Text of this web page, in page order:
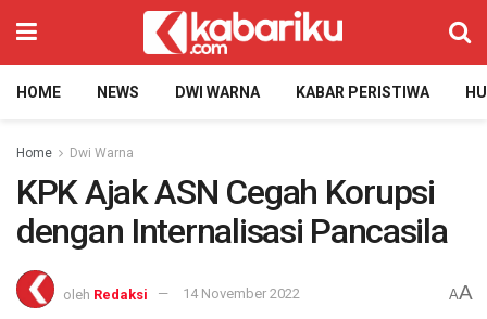
HOME NEWS DWI WARNA KABAR PERISTIWA
Home Dwi Warna
KPK Ajak ASN Cegah Korupsi
dengan Internalisasi Pancasila
oleh Redaksi 14 November 2022 AA